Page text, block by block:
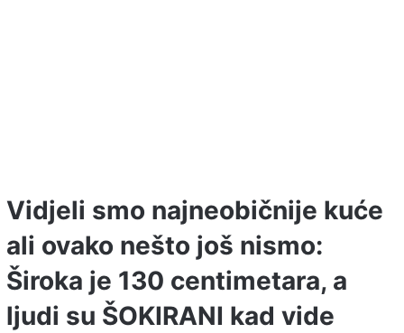
Vidjeli smo najneobičnije kuće
ali ovako nešto još nismo:
Široka je 130 centimetara, a
ljudi su ŠOKIRANI kad vide